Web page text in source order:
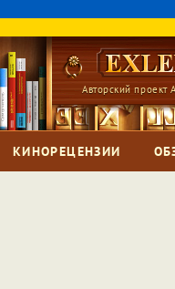
Авторский проект
КИНОРЕЦЕНЗИИ